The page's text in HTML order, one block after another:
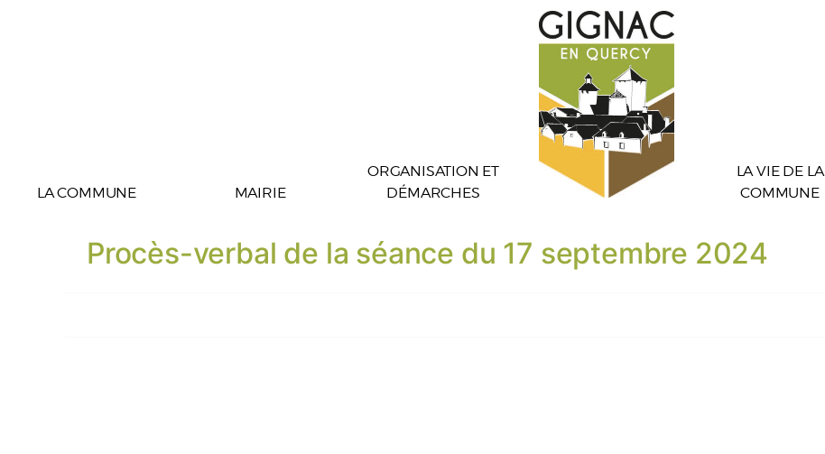
LA COMMUNE MAIRIE
ORGANISATION ET
DÉMARCHES
LA VIE DE LA
COMMUNE
Procès-verbal de la séance du 17 septembre 2024